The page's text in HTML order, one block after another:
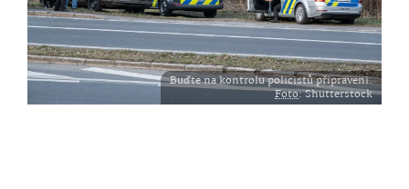
Buďte na kontrolu policistů připraveni.
Foto: Shutterstock